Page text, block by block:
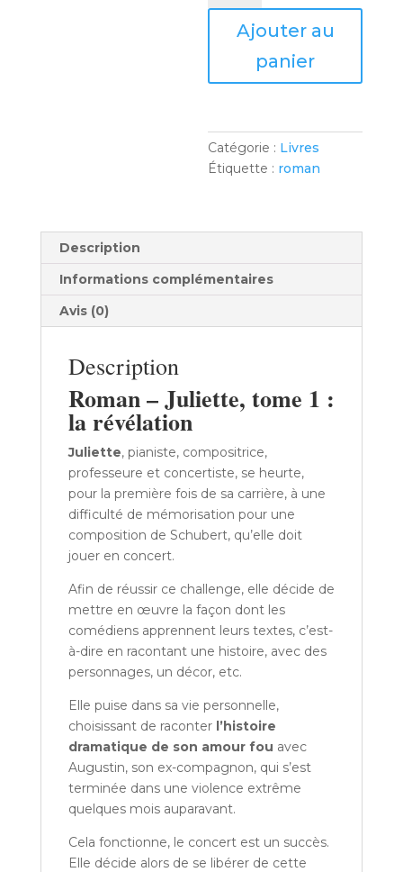
Juliette,
tomeAjouter au
panier
Catégorie : Livres
Étiquette : roman
Description
Informations complémentaires
Avis (0)
Description
Roman – Juliette, tome 1 :
la révélation
Juliette, pianiste, compositrice,
professeure et concertiste, se heurte,
pour la première fois de sa carrière, à une
difficulté de mémorisation pour une
composition de Schubert, qu’elle doit
jouer en concert.
Afin de réussir ce challenge, elle décide de
mettre en œuvre la façon dont les
comédiens apprennent leurs textes, c’est-
à-dire en racontant une histoire, avec des
personnages, un décor, etc.
Elle puise dans sa vie personnelle,
choisissant de raconter l’histoire
dramatique de son amour fou avec
Augustin, son ex-compagnon, qui s’est
terminée dans une violence extrême
quelques mois auparavant.
Cela fonctionne, le concert est un succès.
Elle décide alors de se libérer de cette